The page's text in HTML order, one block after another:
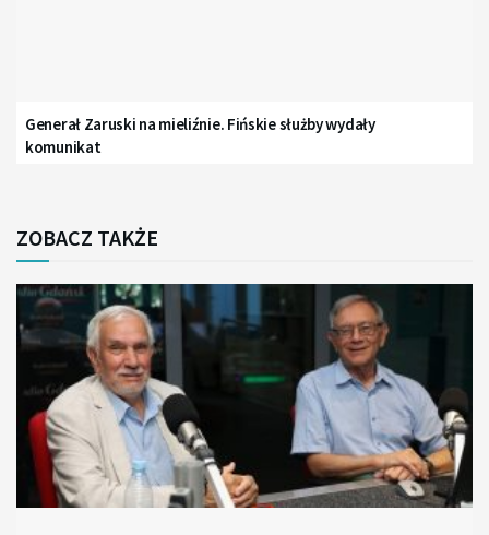
Generał Zaruski na mieliźnie. Fińskie służby wydały
komunikat
ZOBACZ TAKŻE